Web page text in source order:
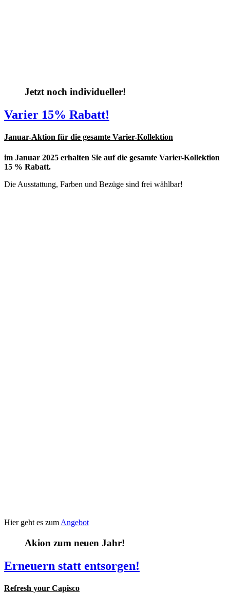
Jetzt noch individueller!
Varier 15% Rabatt!
Januar-Aktion für die gesamte Varier-Kollektion
im Januar 2025 erhalten Sie auf die gesamte Varier-Kollektion
15 % Rabatt.
Die Ausstattung, Farben und Bezüge sind frei wählbar!
Hier geht es zum Angebot
Akion zum neuen Jahr!
Erneuern statt entsorgen!
Refresh your Capisco